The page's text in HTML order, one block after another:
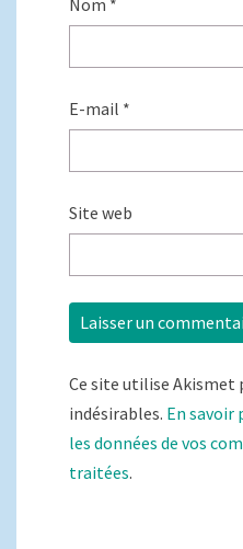
Nom *
E-mail *
Site web
Ce site utilise Akismet
indésirables. En savoir
les données de vos
traitées.